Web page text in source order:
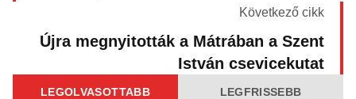
Következő cikk
Újra megnyitották a Mátrában a Szent
István csevicekutat
LEGOLVASOTTABB LEGFRISSEBB